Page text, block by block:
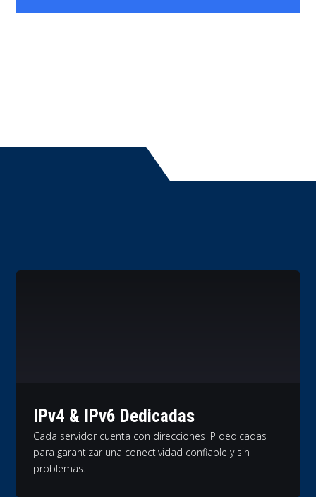
IPv4 & IPv6 Dedicadas
Cada servidor cuenta con direcciones IP dedicadas
para garantizar una conectividad confiable y sin
problemas.